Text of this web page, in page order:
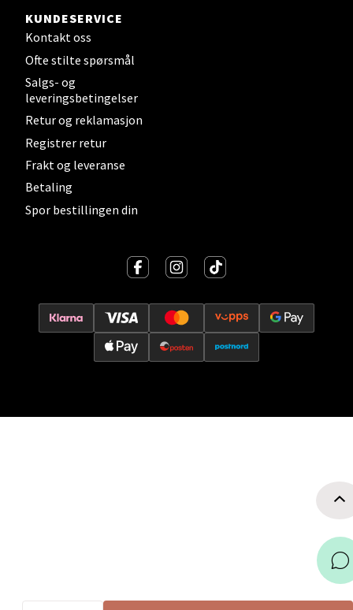
KUNDESERVICE
Kontakt oss
Ofte stilte spørsmål
Salgs- og
leveringsbetingelser
Retur og reklamasjon
Registrer retur
Frakt og leveranse
Betaling
Spor bestillingen din
Støperivn. 5, 2010 Strømmen
Åpent i dag 10-19
0 i butikk
Sunndalsøra - Alti Sunndal
Alti Sunndal, Sunndalsveien 17, 6600 Sunndalsøra
Velg
Storgata 6, 2050 Jessheim